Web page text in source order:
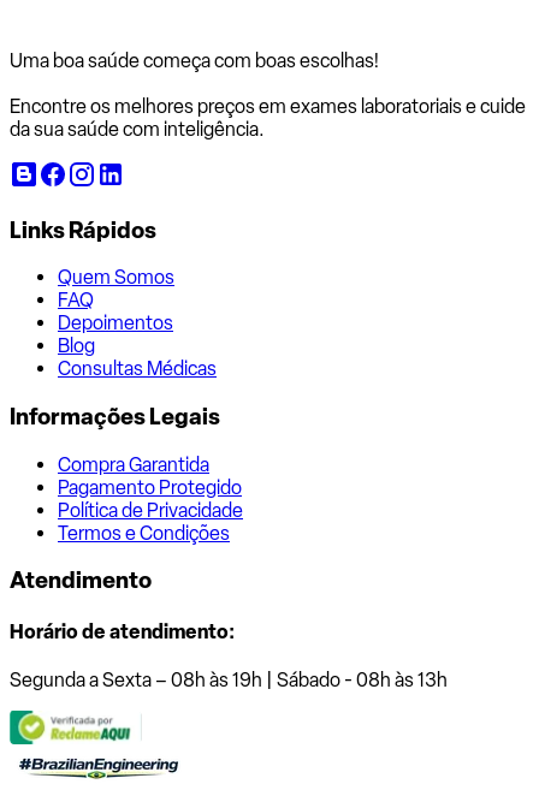
Uma boa saúde começa com boas escolhas!
Encontre os melhores preços em exames laboratoriais e cuide
da sua saúde com inteligência.
Links Rápidos
Quem Somos
FAQ
Depoimentos
Blog
Consultas Médicas
Informações Legais
Compra Garantida
Pagamento Protegido
Política de Privacidade
Termos e Condições
Atendimento
Horário de atendimento:
Segunda a Sexta – 08h às 19h | Sábado - 08h às 13h